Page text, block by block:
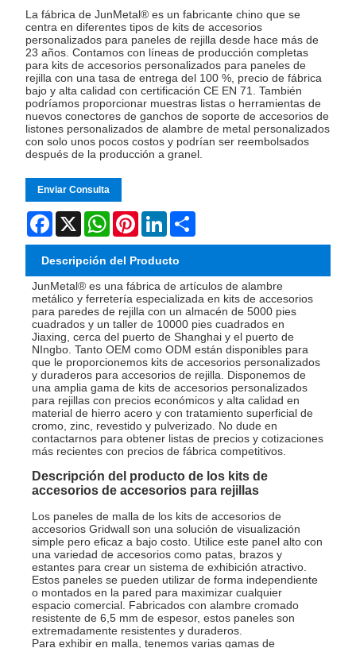
La fábrica de JunMetal® es un fabricante chino que se
centra en diferentes tipos de kits de accesorios
personalizados para paneles de rejilla desde hace más de
23 años. Contamos con líneas de producción completas
para kits de accesorios personalizados para paneles de
rejilla con una tasa de entrega del 100 %, precio de fábrica
bajo y alta calidad con certificación CE EN 71. También
podríamos proporcionar muestras listas o herramientas de
nuevos conectores de ganchos de soporte de accesorios de
listones personalizados de alambre de metal personalizados
con solo unos pocos costos y podrían ser reembolsados ​​
después de la producción a granel.
Enviar Consulta
Facebook
X WhatsAppPinterestLinkedIn
Descripción del Producto
JunMetal® es una fábrica de artículos de alambre
metálico y ferretería especializada en kits de accesorios
para paredes de rejilla con un almacén de 5000 pies
cuadrados y un taller de 10000 pies cuadrados en
Jiaxing, cerca del puerto de Shanghai y el puerto de
NIngbo. Tanto OEM como ODM están disponibles para
que le proporcionemos kits de accesorios personalizados
y duraderos para accesorios de rejilla. Disponemos de
una amplia gama de kits de accesorios personalizados
para rejillas con precios económicos y alta calidad en
material de hierro acero y con tratamiento superficial de
cromo, zinc, revestido y pulverizado. No dude en
contactarnos para obtener listas de precios y cotizaciones
más recientes con precios de fábrica competitivos.
Descripción del producto de los kits de
accesorios de accesorios para rejillas
Los paneles de malla de los kits de accesorios de
accesorios Gridwall son una solución de visualización
simple pero eficaz a bajo costo. Utilice este panel alto con
una variedad de accesorios como patas, brazos y
estantes para crear un sistema de exhibición atractivo.
Estos paneles se pueden utilizar de forma independiente
o montados en la pared para maximizar cualquier
espacio comercial. Fabricados con alambre cromado
resistente de 6,5 mm de espesor, estos paneles son
extremadamente resistentes y duraderos.
Para exhibir en malla, tenemos varias gamas de